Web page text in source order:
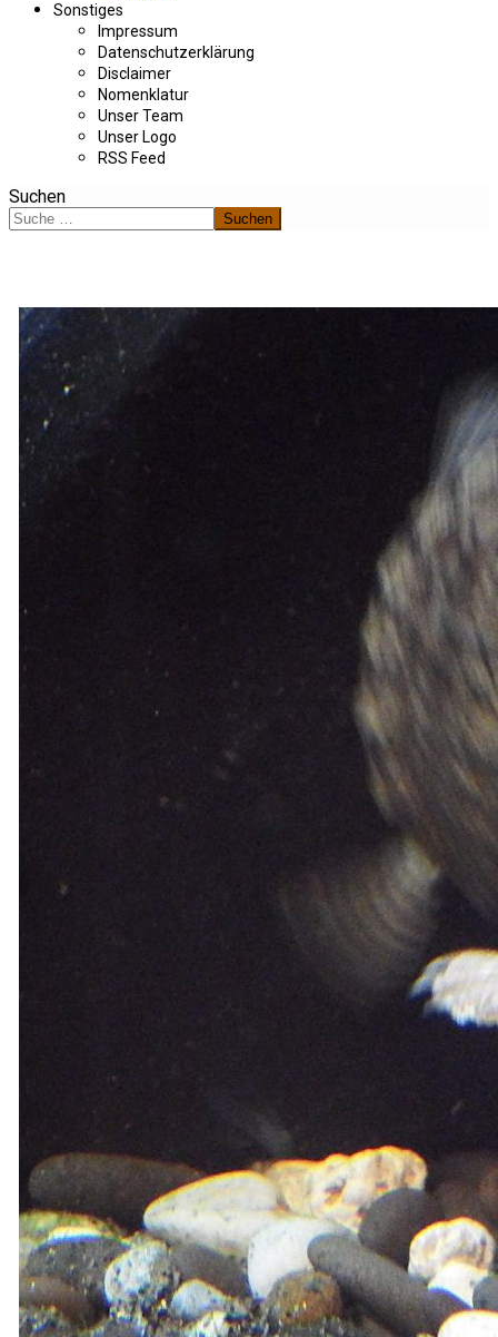
Sonstiges
Impressum
Datenschutzerklärung
Disclaimer
Nomenklatur
Unser Team
Unser Logo
RSS Feed
Suchen
Suchen